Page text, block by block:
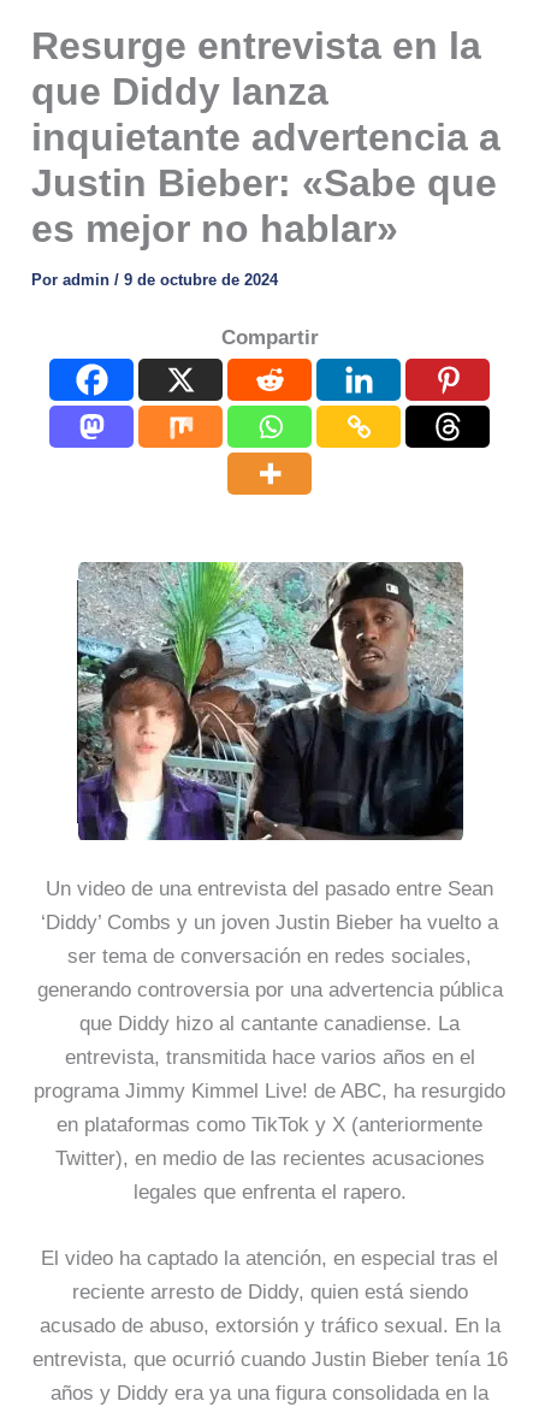
Resurge entrevista en la
que Diddy lanza
inquietante advertencia a
Justin Bieber: «Sabe que
es mejor no hablar»
Poradmin/9 de octubre de 2024
Compartir
Un video de una entrevista del pasado entre Sean
‘Diddy’ Combs y un joven Justin Bieber ha vuelto a
ser tema de conversación en redes sociales,
generando controversia por una advertencia pública
que Diddy hizo al cantante canadiense. La
entrevista, transmitida hace varios años en el
programa Jimmy Kimmel Live! de ABC, ha resurgido
en plataformas como TikTok y X (anteriormente
Twitter), en medio de las recientes acusaciones
legales que enfrenta el rapero.
El video ha captado la atención, en especial tras el
reciente arresto de Diddy, quien está siendo
acusado de abuso, extorsión y tráfico sexual. En la
entrevista, que ocurrió cuando Justin Bieber tenía 16
años y Diddy era ya una figura consolidada en la